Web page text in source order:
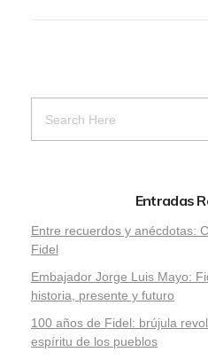
Entradas
Entre recuerdos y anécdotas:
Fidel
Embajador Jorge Luis Mayo:
historia, presente y futuro
100 años de Fidel: brújula
espíritu de los pueblos